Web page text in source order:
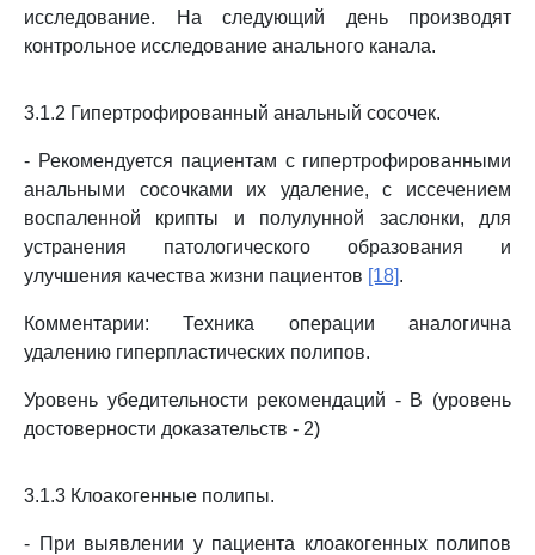
исследование. На следующий день производят
контрольное исследование анального канала.
3.1.2 Гипертрофированный анальный сосочек.
- Рекомендуется пациентам с гипертрофированными
анальными сосочками их удаление, с иссечением
воспаленной крипты и полулунной заслонки, для
устранения патологического образования и
улучшения качества жизни пациентов [18].
Комментарии: Техника операции аналогична
удалению гиперпластических полипов.
Уровень убедительности рекомендаций - B (уровень
достоверности доказательств - 2)
3.1.3 Клоакогенные полипы.
- При выявлении у пациента клоакогенных полипов